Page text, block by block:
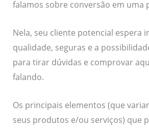
falamos sobre conversão em uma
Nela, seu cliente potencial espera
qualidade, seguras e a
para tirar dúvidas e comprovar
falando.
Os principais elementos (que
seus produtos e/ou serviços) que